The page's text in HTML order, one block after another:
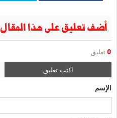
أضف تعليق على هذا المقال
0 تعليق
اكتب تعليق
الإسم